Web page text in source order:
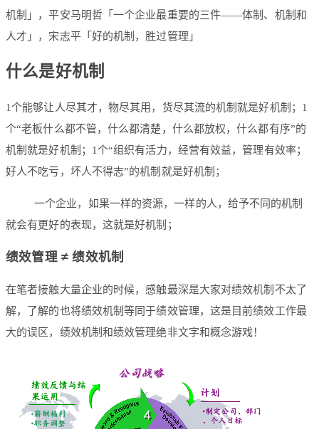
机制」，平安马明哲「一个企业最重要的三件——体制、机制和
人才」，宋志平「好的机制，胜过管理」
什么是好机制
1个能够让人尽其才，物尽其用，货尽其流的机制就是好机制；1
个“老板什么都不管，什么都清楚，什么都放权，什么都有序”的
机制就是好机制；1个“组织有活力，经营有效益，管理有效率；
好人不吃亏，坏人不得志”的机制就是好机制；
一个企业，如果一样的资源，一样的人，给予不同的机制
就会有更好的表现，这就是好机制；
绩效管理 ≠ 绩效机制
在笔者接触大量企业的时候，感触最深是大家对绩效机制不太了
解，了解的也将绩效机制等同于绩效管理，这是目前绩效工作最
大的误区，绩效机制和绩效管理绝非文字和概念游戏！